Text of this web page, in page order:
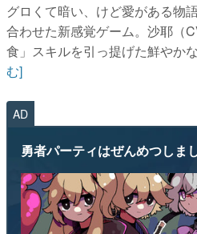
グロくて暗い、けど愛がある物
合わせた新感覚ゲーム。沙耶（
食」スキルを引っ提げた鮮やか
む]
AD
勇者パーティはぜんめつしまし